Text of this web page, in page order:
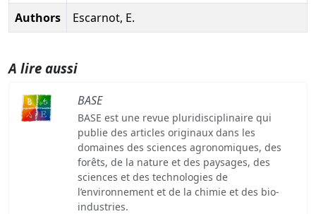
Authors
Escarnot, E.
A lire aussi
BASE
BASE est une revue pluridisciplinaire qui
publie des articles originaux dans les
domaines des sciences agronomiques, des
forêts, de la nature et des paysages, des
sciences et des technologies de
l’environnement et de la chimie et des bio-
industries.